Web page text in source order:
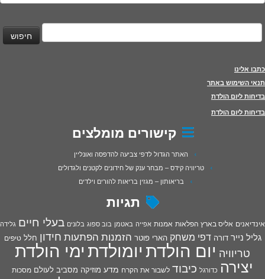
חיפוש:
כתבו אלינו
תנאי השימוש באתר
בדיחות ליום הולדת
בדיחות ליום הולדת
קישורים מומלצים
האתר הגדול לדפי צביעה להדפסה ואונליין
טריוויה קידס – מבחר ענק של חידונים לקטנים ולגדולים
בריאותון – מגזין בריאות להורים וילדים
תגיות
אינדיאנים אליס בארץ הפלאות אמנות אפייה באטמן בוב ספוג בלונים בעלי חיים גלידה
גליל נייר דורה דפי משחק הארי פוטר הזמנות הפתעות חידון חלל טיפים
טריוויה יום הולדתיומולדתימי הולדת
יצירה כדורגל כיבוד לשבור את הקרח מדע מוזיקה מסביב לעולם מסכות